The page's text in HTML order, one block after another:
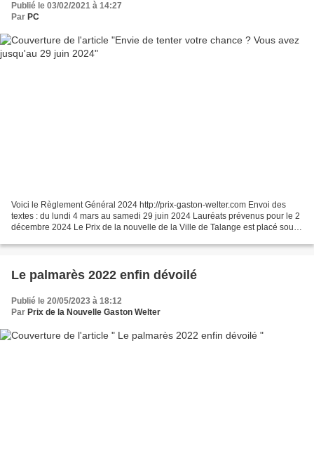
Publié le 03/02/2021 à 14:27
Par PC
Voici le Règlement Général 2024 http://prix-gaston-welter.com Envoi des
textes : du lundi 4 mars au samedi 29 juin 2024 Lauréats prévenus pour le 2
décembre 2024 Le Prix de la nouvelle de la Ville de Talange est placé sous
Le palmarès 2022 enfin dévoilé
Publié le 20/05/2023 à 18:12
Par Prix de la Nouvelle Gaston Welter